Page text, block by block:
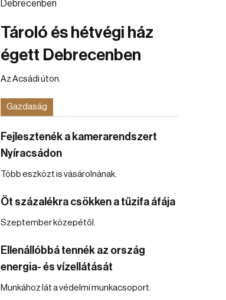
Tároló és hétvégi ház
égett Debrecenben
Az Acsádi úton.
Gazdaság
Fejlesztenék a kamerarendszert
Nyíracsádon
Több eszközt is vásárolnának.
Öt százalékra csökken a tűzifa áfája
Szeptember közepétől.
Ellenállóbbá tennék az ország
energia- és vízellátását
Munkához lát a védelmi munkacsoport.